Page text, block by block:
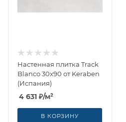
Настенная плитка Track
Blanco 30x90 от Keraben
(Испания)
4 631 ₽/м²
В КОРЗИНУ